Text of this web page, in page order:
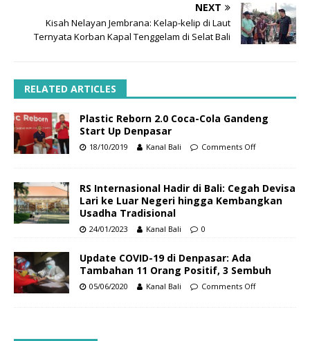
NEXT
Kisah Nelayan Jembrana: Kelap-kelip di Laut
Ternyata Korban Kapal Tenggelam di Selat Bali
RELATED ARTICLES
Plastic Reborn 2.0 Coca-Cola Gandeng
Start Up Denpasar
18/10/2019 Kanal Bali Comments Off
RS Internasional Hadir di Bali: Cegah Devisa
Lari ke Luar Negeri hingga Kembangkan
Usadha Tradisional
24/01/2023 Kanal Bali 0
Update COVID-19 di Denpasar: Ada
Tambahan 11 Orang Positif, 3 Sembuh
05/06/2020 Kanal Bali Comments Off